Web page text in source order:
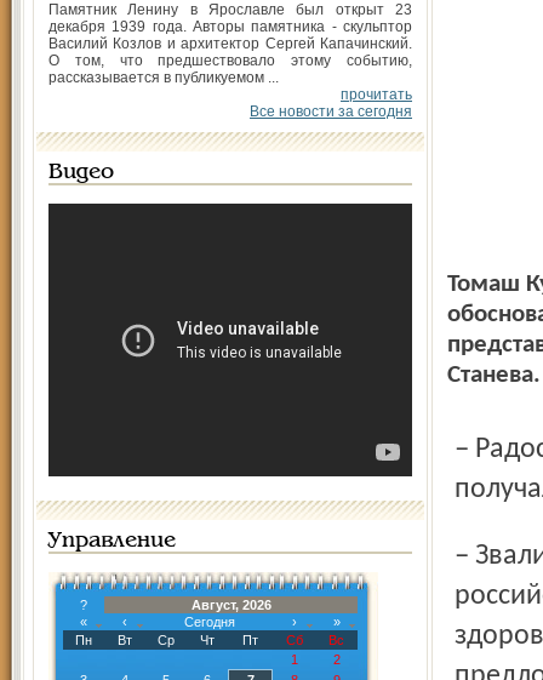
Памятник Ленину в Ярославле был открыт 23
декабря 1939 года. Авторы памятника - скульптор
Василий Козлов и архитектор Сергей Капачинский.
О том, что предшествовало этому событию,
рассказывается в публикуемом ...
прочитать
Все новости за сегодня
Видео
Управление
?
Август, 2026
«
‹ Сегодня ›
»
Пн
Вт Ср Чт Пт Сб
Вс
1
2
Томаш
Станева.
– Радостин, перед тем, как перебраться в «Шинник», ты
– Звали в столичный «Спартак», но люди, знающие